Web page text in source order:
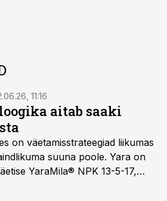
11:16
aitab saaki
on väetamisstrateegiad liikumas
suuna poole. Yara on
YaraMila® NPK 13-5-17,